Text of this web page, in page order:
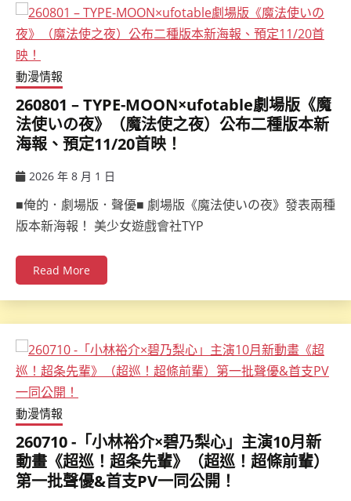
動漫情報
260801 – TYPE-MOON×ufotable劇場版《魔
法使いの夜》（魔法使之夜）公布二種版本新
海報、預定11/20首映！
2026 年 8 月 1 日
■俺的．劇場版．聲優■ 劇場版《魔法使いの夜》發表兩種
版本新海報！ 美少女遊戲會社TYP
Read More
動漫情報
260710 -「小林裕介×碧乃梨心」主演10月新
動畫《超巡！超条先輩》（超巡！超條前輩）
第一批聲優&首支PV一同公開！